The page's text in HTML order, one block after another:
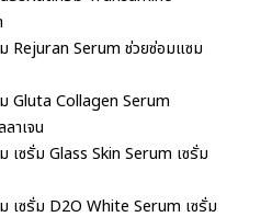
Rejuran Serum ช่วยซ่อมแซม
Gluta Collagen Serum
าเจน
เซรั่ม Glass Skin Serum เซรั่ม
เซรั่ม D2O White Serum เซรั่ม